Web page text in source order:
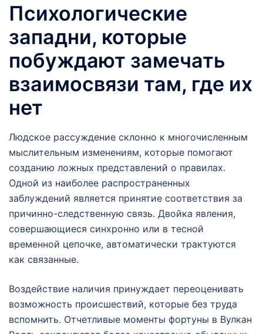
Психологические
западни, которые
побуждают замечать
взаимосвязи там, где их
нет
Людское рассуждение склонно к многочисленным
мыслительным изменениям, которые помогают
созданию ложных представлений о правилах.
Одной из наиболее распространенных
заблуждений является принятие соответствия за
причинно-следственную связь. Двойка явления,
совершающиеся синхронно или в тесной
временной цепочке, автоматически трактуются
как связанные.
Воздействие наличия принуждает переоценивать
возможность происшествий, которые без труда
вспомнить. Отчетливые моменты фортуны в Вулкан